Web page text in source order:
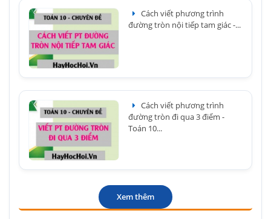
Cách viết phương trình
đường tròn nội tiếp tam giác -...
Cách viết phương trình
đường tròn đi qua 3 điểm -
Toán 10...
Xem thêm